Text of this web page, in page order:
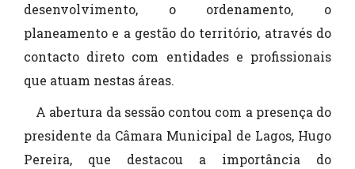
desenvolvimento, o ordenamento, o
planeamento e a gestão do território, através do
contacto direto com entidades e profissionais
que atuam nestas áreas.
A abertura da sessão contou com a presença do
presidente da Câmara Municipal de Lagos, Hugo
Pereira, que destacou a importância do